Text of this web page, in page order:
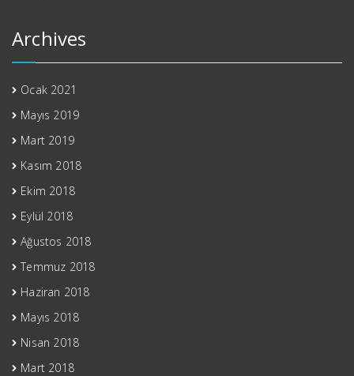
Archives
Ocak 2021
Mayıs 2019
Mart 2019
Kasım 2018
Ekim 2018
Eylül 2018
Ağustos 2018
Temmuz 2018
Haziran 2018
Mayıs 2018
Nisan 2018
Mart 2018